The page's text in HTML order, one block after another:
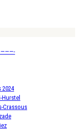
2024
Hurstel
Crassous